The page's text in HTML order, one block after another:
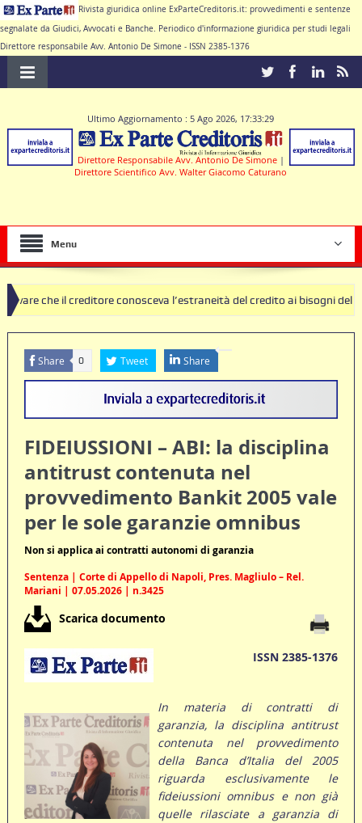
Rivista giuridica online ExParteCreditoris.it: provvedimenti e sentenze
segnalate da Giudici, Avvocati e Banche. Periodico d'informazione giuridica per studi legali
Direttore responsabile Avv. Antonio De Simone - ISSN 2385-1376
Ultimo Aggiornamento : 5 Ago 2026, 17:33:29
Direttore Responsabile Avv. Antonio De Simone |
Direttore Scientifico Avv. Walter Giacomo Caturano
Menu
creditore conosceva l’estraneità del credito ai bisogni della famiglia
nulle deve produrre il contratto di conto corrente
Share 0 Tweet Share
FIDEIUSSIONI – ABI: la disciplina
antitrust contenuta nel
provvedimento Bankit 2005 vale
per le sole garanzie omnibus
Non si applica ai contratti autonomi di garanzia
Sentenza | Corte di Appello di Napoli, Pres. Magliulo – Rel.
Mariani | 07.05.2026 | n.3425
Scarica documento
ISSN 2385-1376
In materia di contratti di
garanzia, la disciplina antitrust
contenuta nel provvedimento
della Banca d’Italia del 2005
riguarda esclusivamente le
fideiussioni omnibus e non già
quelle rilasciate a garanzia di